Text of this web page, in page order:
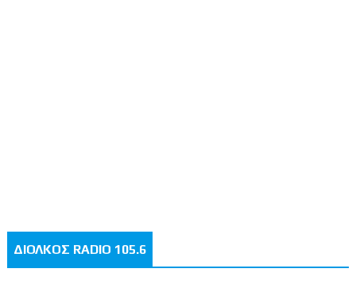
ΔΙΟΛΚΟΣ RADIO 105.6